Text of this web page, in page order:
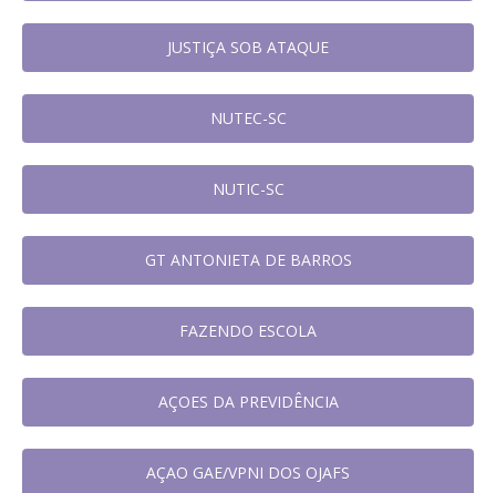
JUSTIÇA SOB ATAQUE
NUTEC-SC
NUTIC-SC
GT ANTONIETA DE BARROS
FAZENDO ESCOLA
AÇOES DA PREVIDÊNCIA
AÇAO GAE/VPNI DOS OJAFS